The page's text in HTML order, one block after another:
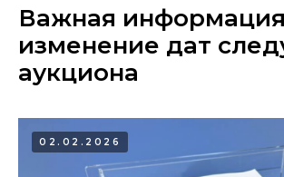
Важная
изменение дат
аукциона
02.02.2026